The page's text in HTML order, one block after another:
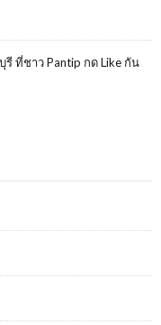
ที่ชาว Pantip กด Like กัน